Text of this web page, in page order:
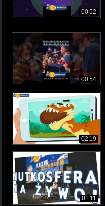
00:52
00:54
02:19
01:11